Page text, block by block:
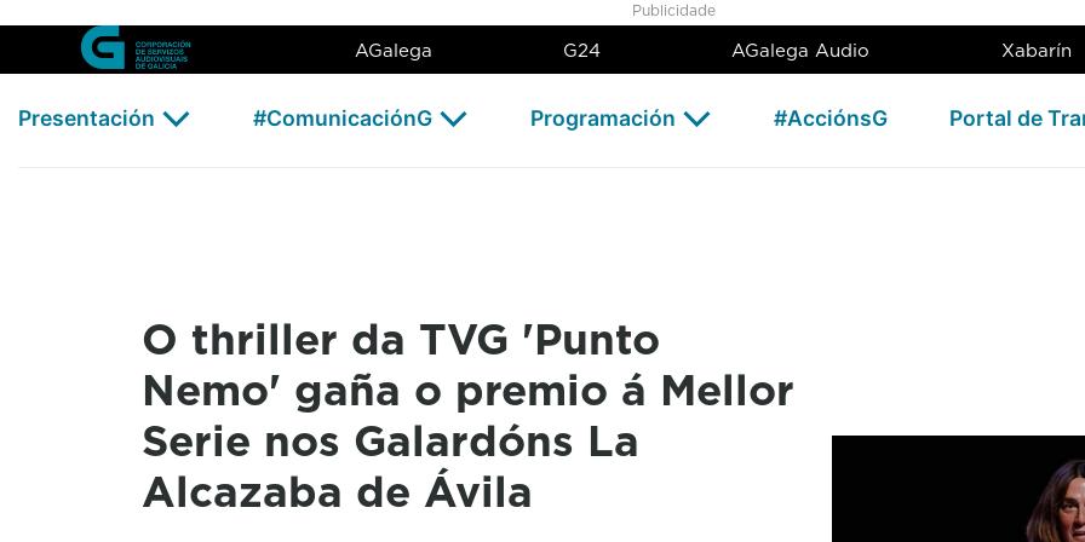
Skip to Main Content
O thriller da TVG &#39;Punto Nemo&#39; gaña o premio
Publicidade
AGalega G24 AGalega Audio Xabarín
Presentación #ComunicaciónG Programación #AcciónsG Portal de
O thriller da TVG 'Punto
Nemo' gaña o premio á Mellor
Serie nos Galardóns La
Alcazaba de Ávila